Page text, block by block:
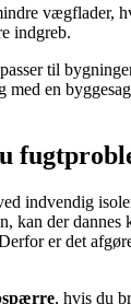
vægflader,
indgreb.
til
en
indvendig
kan der dannes
er det
, hvis du